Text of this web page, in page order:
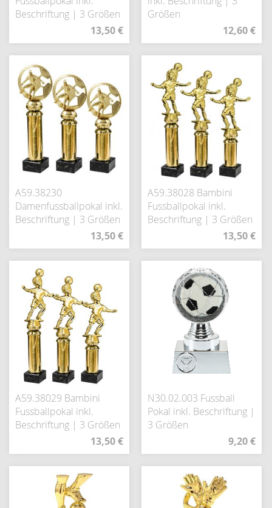
Beschriftung | 3 Größen
13,50 €
Größen
12,60 €
A59.38230
Damenfussballpokal inkl.
Beschriftung | 3 Größen
13,50 €
A59.38028 Bambini
Fussballpokal inkl.
Beschriftung | 3 Größen
13,50 €
A59.38029 Bambini
Fussballpokal inkl.
Beschriftung | 3 Größen
13,50 €
N30.02.003 Fussball
Pokal inkl. Beschriftung |
3 Größen
9,20 €